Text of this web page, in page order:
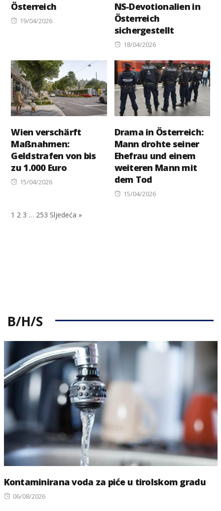
Österreich
Posted
19/04/2026
NS-Devotionalien in
Österreich
sichergestellt
Posted
18/04/2026
Wien verschärft
Maßnahmen:
Geldstrafen von bis
zu 1.000 Euro
Posted
15/04/2026
Drama in Österreich:
Mann drohte seiner
Ehefrau und einem
weiteren Mann mit
dem Tod
Posted
15/04/2026
1 2 3 … 253 Sljedeća »
B/H/S
Kontaminirana voda za piće u tirolskom gradu
Posted
06/08/2026